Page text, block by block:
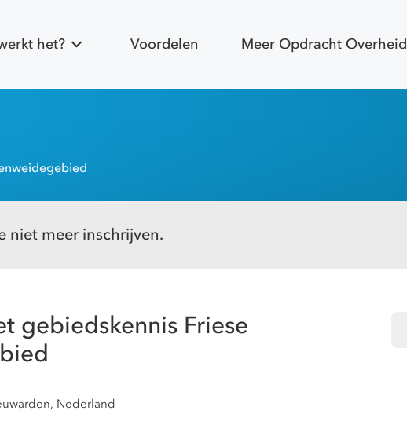
het? Voordelen Meer Opdracht Overheid
niet meer inschrijven.
gebiedskennis Friese
Nederland